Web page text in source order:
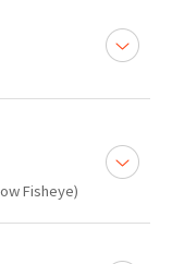
Fisheye)